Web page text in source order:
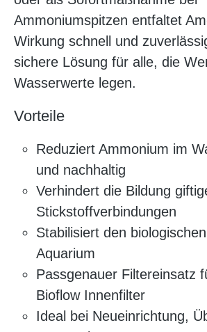
Ammoniumspitzen entfaltet
Wirkung schnell und
sichere Lösung für alle, die
Wasserwerte legen.
Vorteile
Reduziert Ammonium im
und nachhaltig
Verhindert die Bildung
Stickstoffverbindungen
Stabilisiert den
Aquarium
Passgenauer Filtereinsatz
Bioflow Innenfilter
Ideal bei Neueinrichtung,